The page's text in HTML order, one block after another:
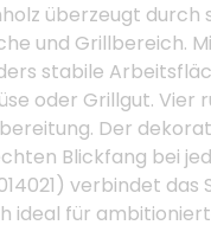
überzeugt durch
und Grillbereich.
stabile
oder Grillgut. Vier
Der
Blickfang bei
verbindet
ideal für